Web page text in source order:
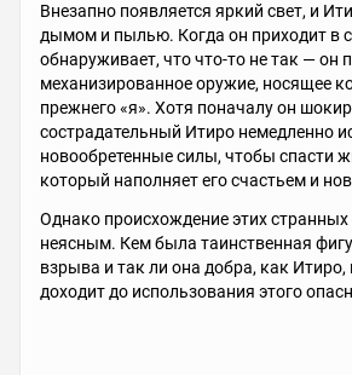
Внезапно появляется яркий свет, и
дымом и пылью. Когда он приходит в
обнаруживает, что что-то не так — он
механизированное оружие, носящее
прежнего «я». Хотя поначалу он
сострадательный Итиро немедленно
новообретенные силы, чтобы спасти
который наполняет его счастьем и
Однако происхождение этих странных
неясным. Кем была таинственная
взрыва и так ли она добра, как Итиро,
доходит до использования этого